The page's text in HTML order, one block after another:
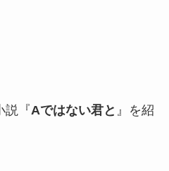
説『Aではない君と 』を紹